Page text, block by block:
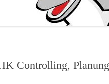
Controlling, Planung